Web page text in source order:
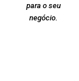
para o seu
negócio.